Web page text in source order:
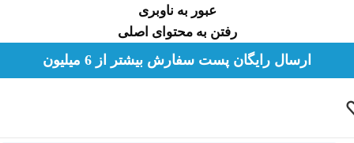
عبور به ناوبری
رفتن به محتوای اصلی
لطفا هورشید را در شبکه های اجتماعی با شناسه
hoorshidshop@ دنبال کنید.
ارسال رایگان پست سفارش بیشتر از 6 میلیون